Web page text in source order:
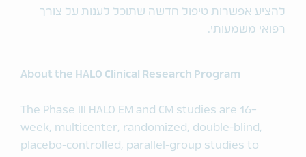
להציע אפשרות טיפול חדשה שתוכל לענות על צורך
רפואי משמעותי.
About the HALO Clinical Research Program
The Phase III HALO EM and CM studies are 16-
week, multicenter, randomized, double-blind,
placebo-controlled, parallel-group studies to